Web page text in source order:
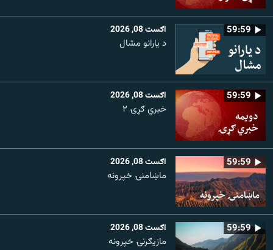
59:59 اګست 08, 2026
د یارانو مشال
59:59 اګست 08, 2026
خبري ګړۍ ۲
59:59 اګست 08, 2026
ماښامنۍ خپرونه
59:59 اګست 08, 2026
مازیګرنۍ خپرونه